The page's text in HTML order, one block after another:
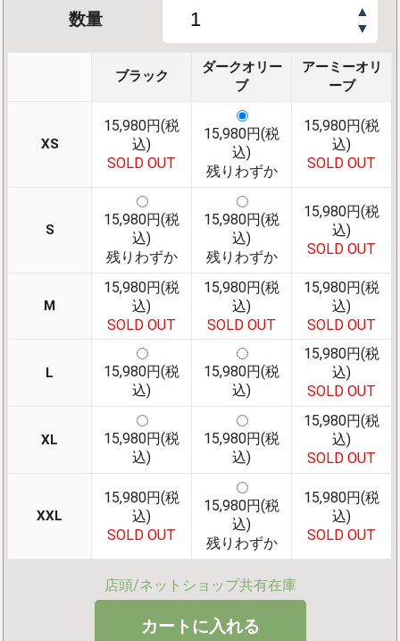
数量
▲
▼
ブラック
ダークオリー
ブ
アーミーオリ
ーブ
XS
15,980円(税
込)
SOLD OUT
15,980円(税
込)
残りわずか
15,980円(税
込)
SOLD OUT
S
15,980円(税
込)
残りわずか
15,980円(税
込)
残りわずか
15,980円(税
込)
SOLD OUT
M
15,980円(税
込)
SOLD OUT
15,980円(税
込)
SOLD OUT
15,980円(税
込)
SOLD OUT
L
15,980円(税
込)
15,980円(税
込)
15,980円(税
込)
SOLD OUT
XL
15,980円(税
込)
15,980円(税
込)
15,980円(税
込)
SOLD OUT
XXL
15,980円(税
込)
SOLD OUT
15,980円(税
込)
残りわずか
15,980円(税
込)
SOLD OUT
店頭/ネットショップ共有在庫